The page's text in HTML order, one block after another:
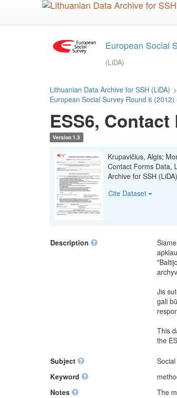
European Social
(LiDA)
Lithuanian Data Archive for SSH (LiDA) >
European Social Survey Round 6
ESS6,
Version 1.3
Krupavičius, Algis;
Contact Forms Data,
Archive for SSH
Cite Dataset
Description
Jis
gali
This
the
Subject
Keyword
Notes
The